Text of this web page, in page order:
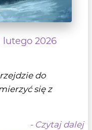
lutego 2026
do
się z
- Czytaj dalej